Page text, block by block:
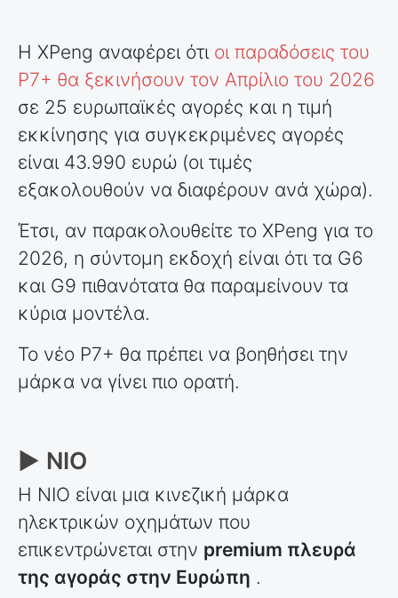
Η XPeng αναφέρει ότι οι παραδόσεις του
P7+ θα ξεκινήσουν τον Απρίλιο του 2026
σε 25 ευρωπαϊκές αγορές και η τιμή
εκκίνησης για συγκεκριμένες αγορές
είναι 43.990 ευρώ (οι τιμές
εξακολουθούν να διαφέρουν ανά χώρα).
Έτσι, αν παρακολουθείτε το XPeng για το
2026, η σύντομη εκδοχή είναι ότι τα G6
και G9 πιθανότατα θα παραμείνουν τα
κύρια μοντέλα.
Το νέο P7+ θα πρέπει να βοηθήσει την
μάρκα να γίνει πιο ορατή.
► ΝΙΟ
Η NIO είναι μια κινεζική μάρκα
ηλεκτρικών οχημάτων που
επικεντρώνεται στην premium πλευρά
της αγοράς στην Ευρώπη .